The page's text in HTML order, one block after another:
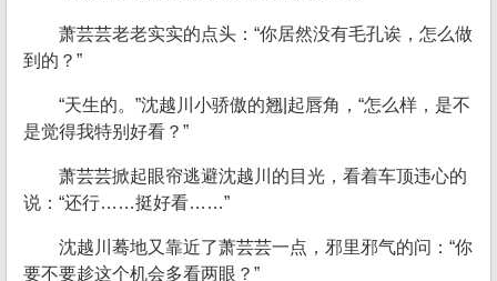
萧芸芸老老实实的点头：“你居然没有毛孔诶，怎么做
到的？”
“天生的。”沈越川小骄傲的翘|起唇角，“怎么样，是不
是觉得我特别好看？”
萧芸芸掀起眼帘逃避沈越川的目光，看着车顶违心的
说：“还行……挺好看……”
沈越川蓦地又靠近了萧芸芸一点，邪里邪气的问：“你
要不要趁这个机会多看两眼？”